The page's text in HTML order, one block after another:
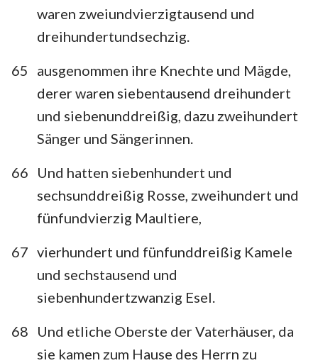
waren zweiundvierzigtausend und
dreihundertundsechzig.
65
ausgenommen ihre Knechte und Mägde,
derer waren siebentausend dreihundert
und siebenunddreißig, dazu zweihundert
Sänger und Sängerinnen.
66
Und hatten siebenhundert und
sechsunddreißig Rosse, zweihundert und
fünfundvierzig Maultiere,
67 vierhundert und fünfunddreißig Kamele
und sechstausend und
siebenhundertzwanzig Esel.
68
Und etliche Oberste der Vaterhäuser, da
sie kamen zum Hause des Herrn zu